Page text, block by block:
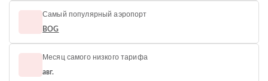
Самый популярный аэропорт
BOG
Месяц самого низкого тарифа
авг.